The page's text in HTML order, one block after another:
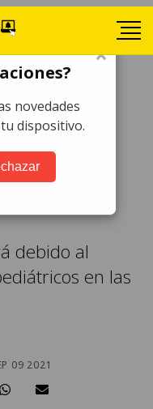
19
debido al
en las
09 2021
×
novedades
dispositivo.